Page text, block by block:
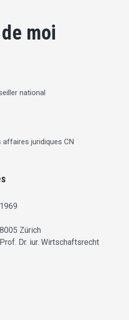
moi
national
juridiques CN
1969
8005 Zürich
Prof. Dr. iur. Wirtschaftsrecht